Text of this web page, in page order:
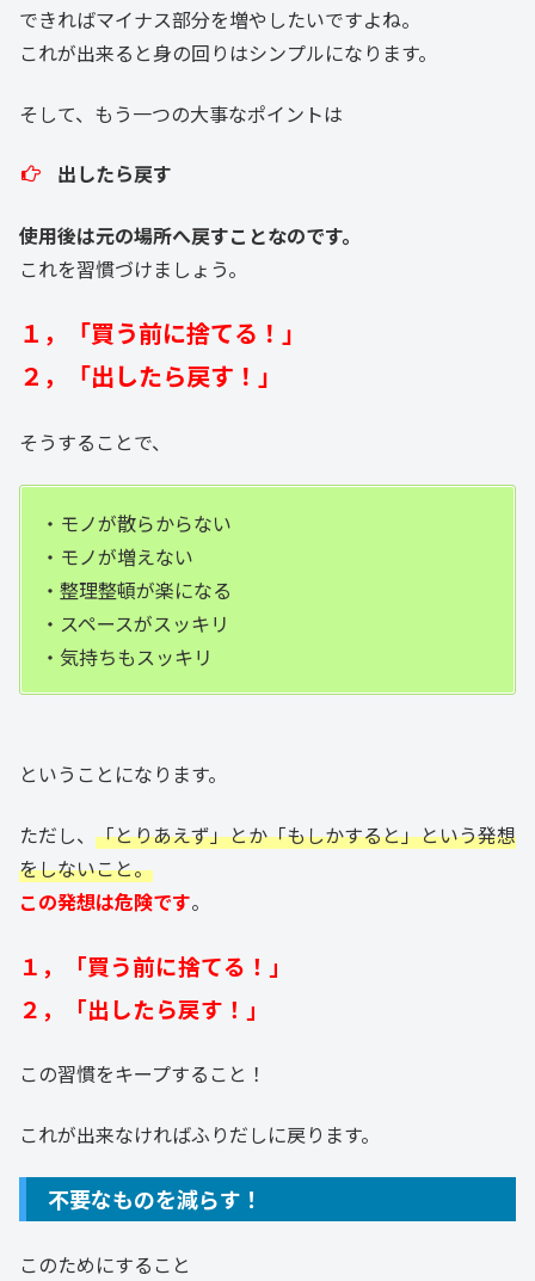
できればマイナス部分を増やしたいですよね。
これが出来ると身の回りはシンプルになります。
そして、もう一つの大事なポイントは
出したら戻す
使用後は元の場所へ戻すことなのです。
これを習慣づけましょう。
１，「買う前に捨てる！」
２，「出したら戻す！」
そうすることで、
・モノが散らからない
・モノが増えない
・整理整頓が楽になる
・スペースがスッキリ
・気持ちもスッキリ
ということになります。
ただし、 「とりあえず」とか「もしかすると」という発想
をしないこと。
この発想は危険です。
１，「買う前に捨てる！」
２，「出したら戻す！」
この習慣をキープすること！
これが出来なければふりだしに戻ります。
不要なものを減らす！
このためにすること